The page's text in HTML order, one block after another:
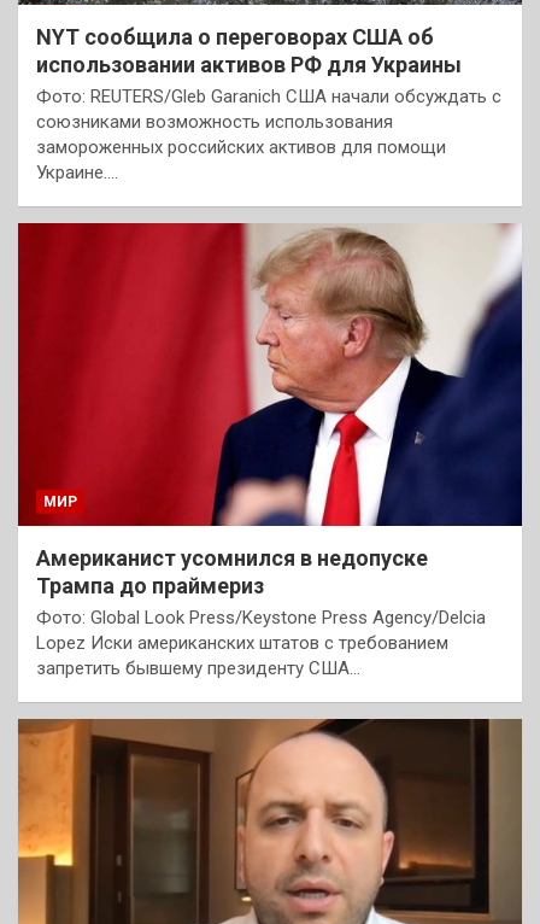
NYT сообщила о переговорах США об
использовании активов РФ для Украины
Фото: REUTERS/Gleb Garanich США начали обсуждать с
союзниками возможность использования
замороженных российских активов для помощи
Украине.…
МИР
Американист усомнился в недопуске
Трампа до праймериз
Фото: Global Look Press/Keystone Press Agency/Delcia
Lopez Иски американских штатов с требованием
запретить бывшему президенту США…